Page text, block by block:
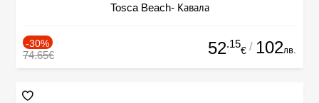
Tosca Beach- Кавала
-30%
74.65€ 52.15
€ / 102лв.